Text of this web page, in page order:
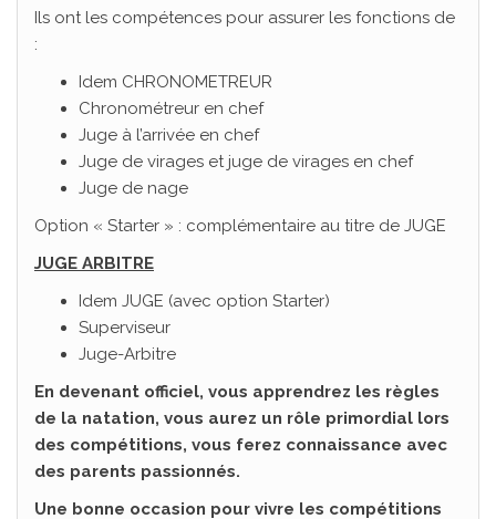
Ils ont les compétences pour assurer les fonctions de
:
Idem CHRONOMETREUR
Chronométreur en chef
Juge à l’arrivée en chef
Juge de virages et juge de virages en chef
Juge de nage
Option « Starter » : complémentaire au titre de JUGE
JUGE ARBITRE
Idem JUGE (avec option Starter)
Superviseur
Juge-Arbitre
En devenant officiel, vous apprendrez les règles
de la natation, vous aurez un rôle primordial lors
des compétitions, vous ferez connaissance avec
des parents passionnés.
Une bonne occasion pour vivre les compétitions